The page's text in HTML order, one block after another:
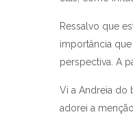
Ressalvo que
importância
perspectiva. A
Vi a Andreia do
adorei a